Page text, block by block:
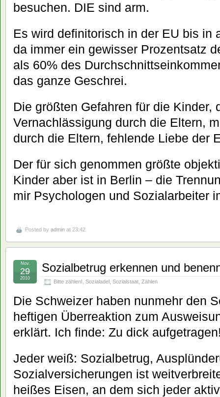
besuchen. DIE sind arm.
Es wird definitorisch in der EU bis in
da immer ein gewisser Prozentsatz
als 60% des
das ganze Geschrei.
Die größten Gefahren für die Kinder,
Vernachlässigung durch die Eltern,
durch die Eltern, fehlende Liebe der
Der für sich genommen größte
Kinder aber ist in Berlin – die
mir Psychologen und Sozialarbeiter
Posted by admin at 23:42
Sozialbetrug erkennen und
Bitte zählen! Sozialadel Sozialstaat Zählen
Nov.
29
2010
Die Schweizer haben nunmehr den
heftigen Überreaktion zum
erklärt. Ich finde: Zu dick
Jeder weiß: Sozialbetrug,
Sozialversicherungen ist
heißes Eisen, an dem sich jeder